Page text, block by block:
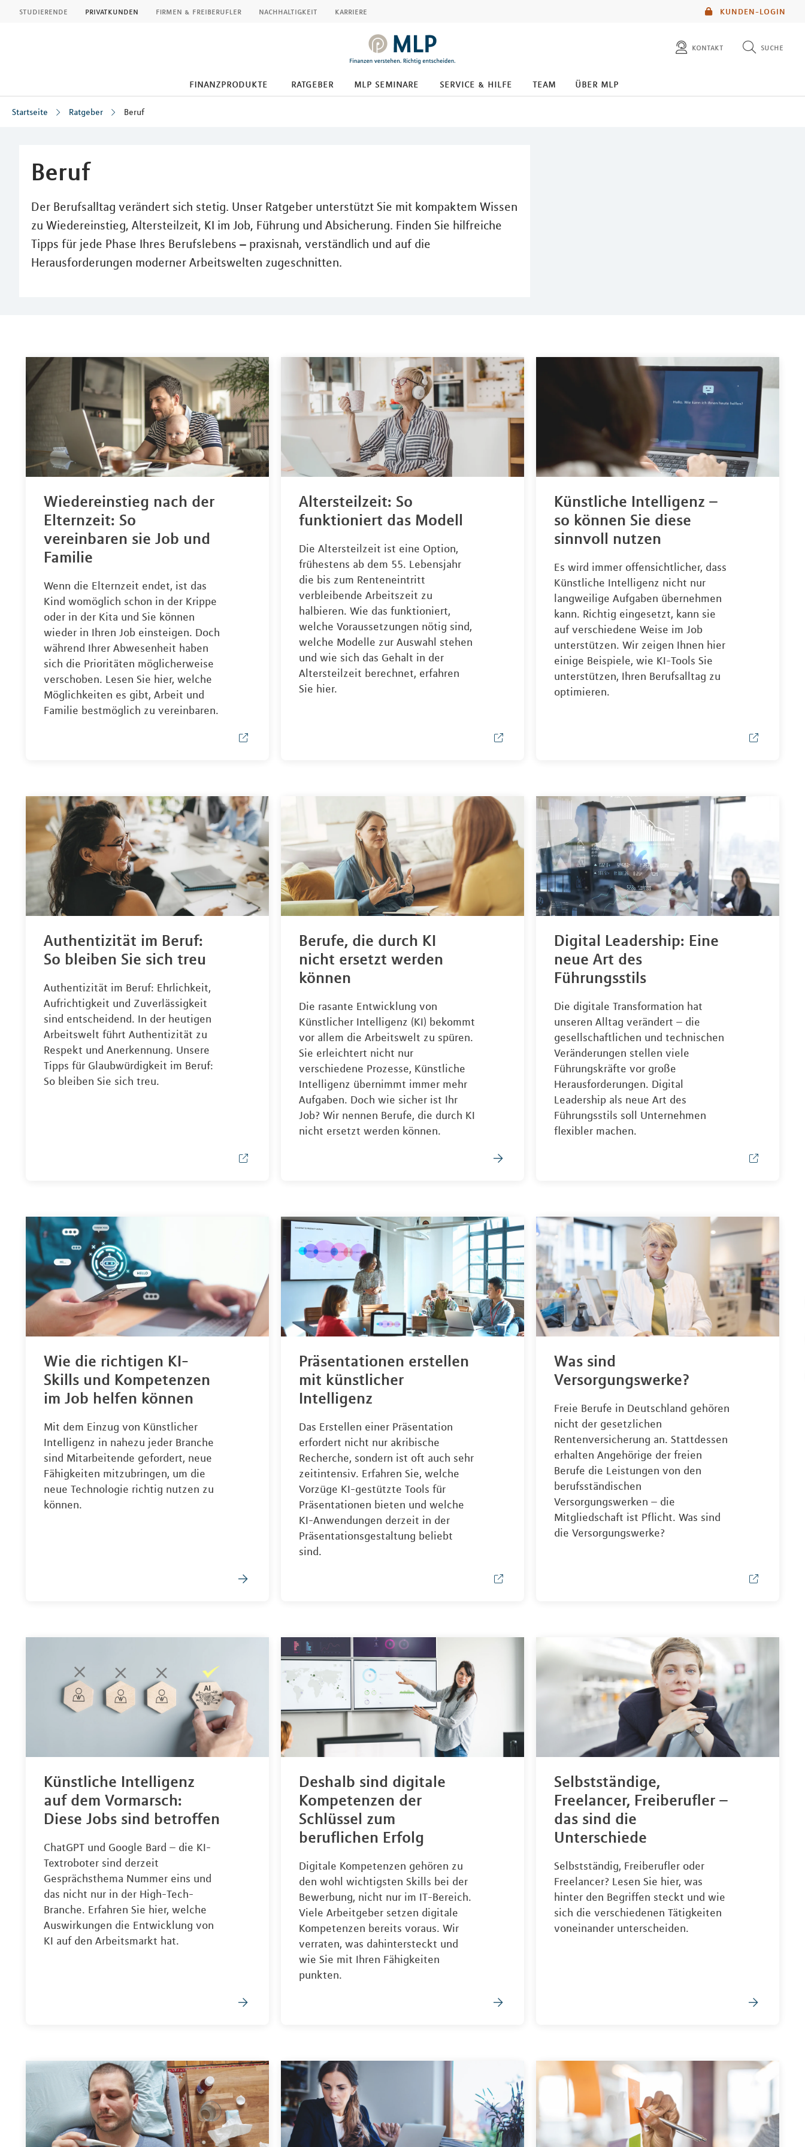
KUNDEN-LOGIN
studierende privatkunden firmen & freiberufler nachhaltigkeit karriere
kontakt suche
finanzprodukte ratgeber mlp seminare service & hilfe team über mlp
Startseite Ratgeber Beruf
Beruf
Der Berufsalltag verändert sich stetig. Unser Ratgeber unterstützt Sie mit kompaktem Wissen
zu Wiedereinstieg, Altersteilzeit, KI im Job, Führung und Absicherung. Finden Sie hilfreiche
Tipps für jede Phase Ihres Berufslebens – praxisnah, verständlich und auf die
Herausforderungen moderner Arbeitswelten zugeschnitten.
Wiedereinstieg nach der
Elternzeit: So
vereinbaren sie Job und
Familie
Wenn die Elternzeit endet, ist das
Kind womöglich schon in der Krippe
oder in der Kita und Sie können
wieder in Ihren Job einsteigen. Doch
während Ihrer Abwesenheit haben
sich die Prioritäten möglicherweise
verschoben. Lesen Sie hier, welche
Möglichkeiten es gibt, Arbeit und
Familie bestmöglich zu vereinbaren.
Altersteilzeit: So
funktioniert das Modell
Die Altersteilzeit ist eine Option,
frühestens ab dem 55. Lebensjahr
die bis zum Renteneintritt
verbleibende Arbeitszeit zu
halbieren. Wie das funktioniert,
welche Voraussetzungen nötig sind,
welche Modelle zur Auswahl stehen
und wie sich das Gehalt in der
Altersteilzeit berechnet, erfahren
Sie hier.
Künstliche Intelligenz –
so können Sie diese
sinnvoll nutzen
Es wird immer offensichtlicher, dass
Künstliche Intelligenz nicht nur
langweilige Aufgaben übernehmen
kann. Richtig eingesetzt, kann sie
auf verschiedene Weise im Job
unterstützen. Wir zeigen Ihnen hier
einige Beispiele, wie KI-Tools Sie
unterstützen, Ihren Berufsalltag zu
optimieren.
Authentizität im Beruf:
So bleiben Sie sich treu
Authentizität im Beruf: Ehrlichkeit,
Aufrichtigkeit und Zuverlässigkeit
sind entscheidend. In der heutigen
Arbeitswelt führt Authentizität zu
Respekt und Anerkennung. Unsere
Tipps für Glaubwürdigkeit im Beruf:
So bleiben Sie sich treu.
Berufe, die durch KI
nicht ersetzt werden
können
Die rasante Entwicklung von
Künstlicher Intelligenz (KI) bekommt
vor allem die Arbeitswelt zu spüren.
Sie erleichtert nicht nur
verschiedene Prozesse, Künstliche
Intelligenz übernimmt immer mehr
Aufgaben. Doch wie sicher ist Ihr
Job? Wir nennen Berufe, die durch KI
nicht ersetzt werden können.
Digital Leadership: Eine
neue Art des
Führungsstils
Die digitale Transformation hat
unseren Alltag verändert – die
gesellschaftlichen und technischen
Veränderungen stellen viele
Führungskräfte vor große
Herausforderungen. Digital
Leadership als neue Art des
Führungsstils soll Unternehmen
flexibler machen.
Wie die richtigen KI-
Skills und Kompetenzen
im Job helfen können
Mit dem Einzug von Künstlicher
Intelligenz in nahezu jeder Branche
sind Mitarbeitende gefordert, neue
Fähigkeiten mitzubringen, um die
neue Technologie richtig nutzen zu
können.
Präsentationen erstellen
mit künstlicher
Intelligenz
Das Erstellen einer Präsentation
erfordert nicht nur akribische
Recherche, sondern ist oft auch sehr
zeitintensiv. Erfahren Sie, welche
Vorzüge KI-gestützte Tools für
Präsentationen bieten und welche
KI-Anwendungen derzeit in der
Präsentationsgestaltung beliebt
sind.
Was sind
Versorgungswerke?
Freie Berufe in Deutschland gehören
nicht der gesetzlichen
Rentenversicherung an. Stattdessen
erhalten Angehörige der freien
Berufe die Leistungen von den
berufsständischen
Versorgungswerken – die
Mitgliedschaft ist Pflicht. Was sind
die Versorgungswerke?
Künstliche Intelligenz
auf dem Vormarsch:
Diese Jobs sind betroffen
ChatGPT und Google Bard – die KI-
Textroboter sind derzeit
Gesprächsthema Nummer eins und
das nicht nur in der High-Tech-
Branche. Erfahren Sie hier, welche
Auswirkungen die Entwicklung von
KI auf den Arbeitsmarkt hat.
Deshalb sind digitale
Kompetenzen der
Schlüssel zum
beruflichen Erfolg
Digitale Kompetenzen gehören zu
den wohl wichtigsten Skills bei der
Bewerbung, nicht nur im IT-Bereich.
Viele Arbeitgeber setzen digitale
Kompetenzen bereits voraus. Wir
verraten, was dahintersteckt und
wie Sie mit Ihren Fähigkeiten
punkten.
Selbstständige,
Freelancer, Freiberufler –
das sind die
Unterschiede
Selbstständig, Freiberufler oder
Freelancer? Lesen Sie hier, was
hinter den Begriffen steckt und wie
sich die verschiedenen Tätigkeiten
voneinander unterscheiden.